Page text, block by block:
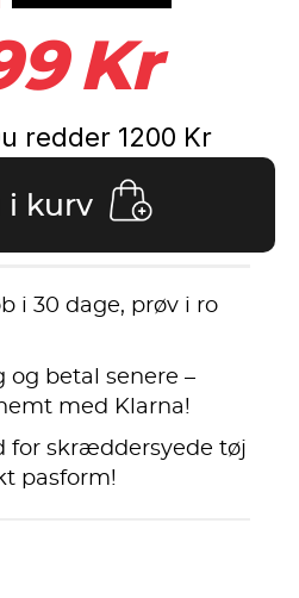
Kr
redder 1200 Kr
i kurv
i 30 dage, prøv i ro
og betal senere –
med Klarna!
for skræddersyede tøj
pasform!